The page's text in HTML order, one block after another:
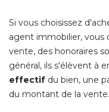
Si vous choisissez
agent immobilier, vous
vente, des honoraires
général, ils s'élèvent à
effectif du bien, une
du montant de la vente.